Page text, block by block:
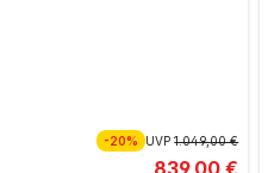
-20% UVP1.049,00 €